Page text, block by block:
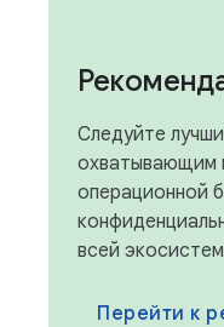
Следуйте
охватывающим
операционной
всей
Перейти к